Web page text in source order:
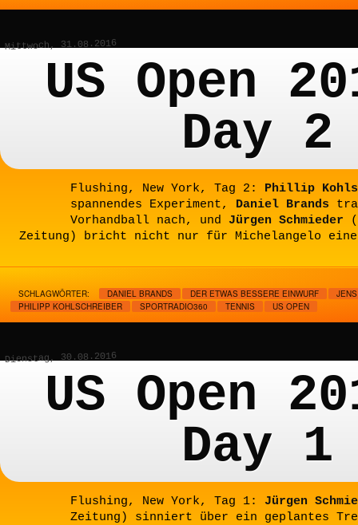
Mittwoch, 31.08.2016
US Open
Day 2
Flushing, New York, Tag 2: Phillip
spannendes Experiment, Daniel Brands
Vorhandball nach, und Jürgen Schmieder
Zeitung) bricht nicht nur für Michelangelo eine
SCHLAGWÖRTER: DANIEL BRANDS DER ETWAS BESSERE EINWURF
PHILIPP KOHLSCHREIBER
SPORTRADIO360 TENNIS US OPEN
Dienstag, 30.08.2016
US Open
Day 1
Flushing, New York, Tag 1: Jürgen
Zeitung) sinniert über ein geplantes